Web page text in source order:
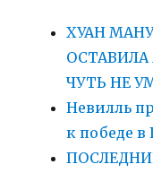
ХУАН
ЧУТЬ НЕ
Невилль
к победе